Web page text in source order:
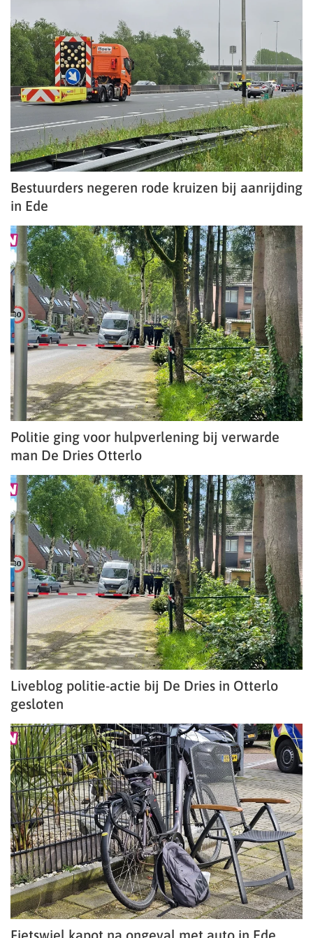
Bestuurders negeren rode kruizen bij aanrijding
in Ede
Politie ging voor hulpverlening bij verwarde
man De Dries Otterlo
Liveblog politie-actie bij De Dries in Otterlo
gesloten